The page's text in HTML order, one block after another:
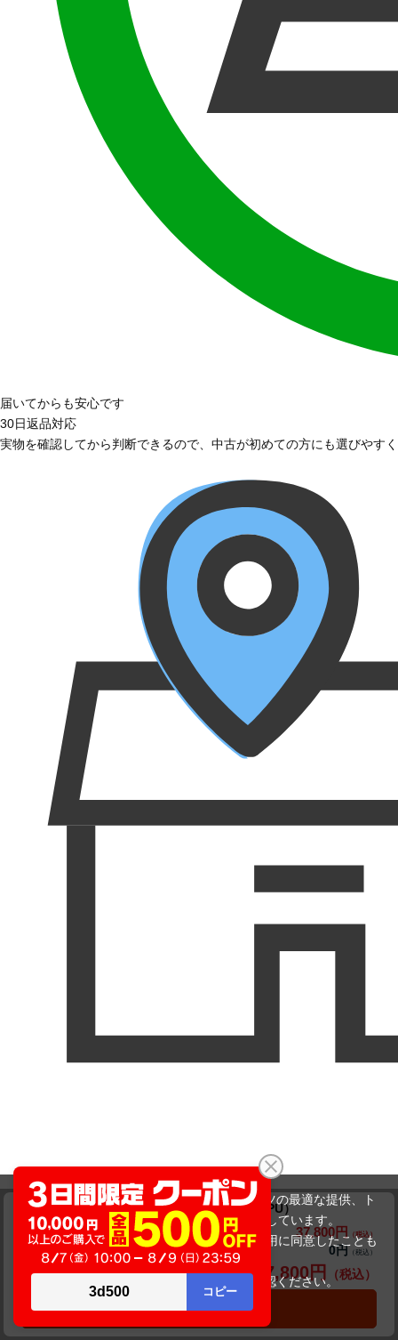
Dynabook dynabook S73/FS（第10世代CPU）
商品価格(税込) 37,800円
40,800円
オプション小計価格(税込)
0円
商品合計価格(税込)
37,800円
カートに入れる
届いてからも安心です
30日返品対応
実物を確認してから判断できるので、中古が初めての方にも選びやす
当サイトでは利用体験の向上およびコンテンツの最適な提供、ト
ラフィックの分析を目的としてCookieを使用しています。
サイトの閲覧を継続された場合、Cookieの利用に同意したことも
のといたします。
をご確認ください。
承諾する